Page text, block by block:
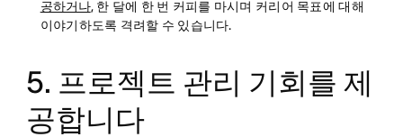
공하거나, 한 달에 한 번 커피를 마시며 커리어 목표에 대해
이야기하도록 격려할 수 있습니다.
5. 프로젝트 관리 기회를 제
공합니다